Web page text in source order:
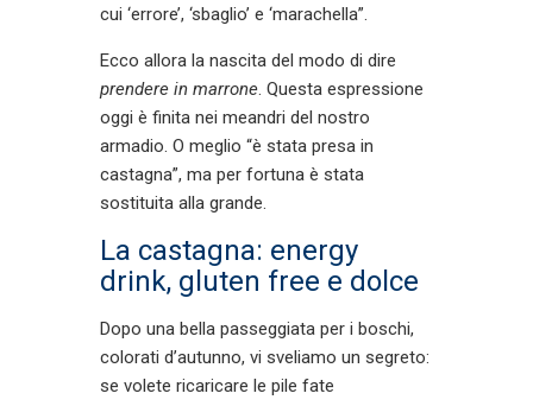
cui ‘errore’, ‘sbaglio’ e ‘marachella”.
Ecco allora la nascita del modo di dire
prendere in marrone. Questa espressione
oggi è finita nei meandri del nostro
armadio. O meglio “è stata presa in
castagna”, ma per fortuna è stata
sostituita alla grande.
La castagna: energy
drink, gluten free e dolce
Dopo una bella passeggiata per i boschi,
colorati d’autunno, vi sveliamo un segreto:
se volete ricaricare le pile fate